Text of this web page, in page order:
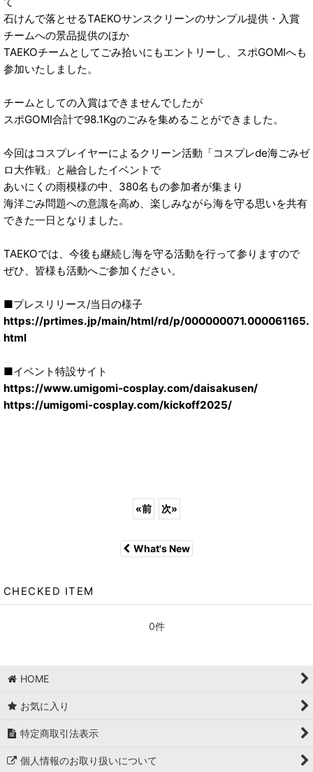
石けんで落とせるTAEKOサンスクリーンのサンプル提供・入賞
チームへの景品提供のほか
TAEKOチームとしてごみ拾いにもエントリーし、スポGOMIへも
参加いたしました。
チームとしての入賞はできませんでしたが
スポGOMI合計で98.1Kgのごみを集めることができました。
今回はコスプレイヤーによるクリーン活動「コスプレde海ごみゼ
ロ大作戦」と融合したイベントで
あいにくの雨模様の中、380名もの参加者が集まり
海洋ごみ問題への意識を高め、楽しみながら海を守る思いを共有
できた一日となりました。
TAEKOでは、今後も継続し海を守る活動を行って参りますので
ぜひ、皆様も活動へご参加ください。
■プレスリリース/当日の様子
https://prtimes.jp/main/html/rd/p/000000071.000061165.
html
■イベント特設サイト
https://www.umigomi-cosplay.com/daisakusen/
https://umigomi-cosplay.com/kickoff2025/
«前 次»
What's New
CHECKED ITEM
0件
HOME
お気に入り
特定商取引法表示
個人情報のお取り扱いについて